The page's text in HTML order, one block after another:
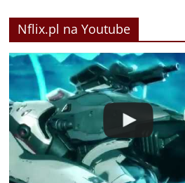
Nflix.pl na Youtube